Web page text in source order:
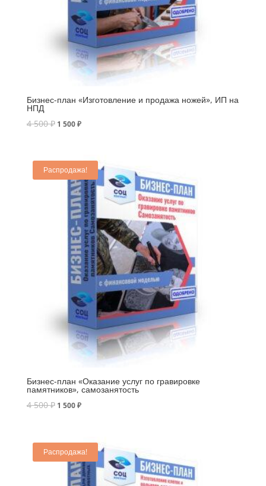
Бизнес-план «Изготовление и продажа ножей», ИП на
НПД
4 500₽ 1 500₽
Распродажа!
Бизнес-план «Оказание услуг по гравировке
памятников», самозанятость
4 500₽ 1 500₽
Распродажа!